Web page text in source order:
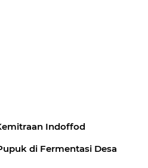
Indoffod
di Fermentasi Desa